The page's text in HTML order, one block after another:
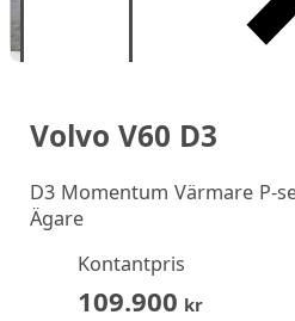
Volvo V60 D3
D3 Momentum Värmare P-
Ägare
Kontantpris
109.900 kr